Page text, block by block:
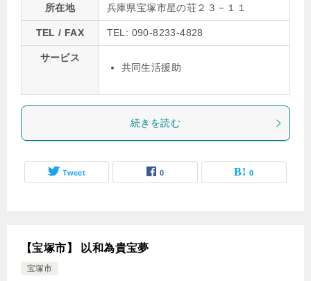
所在地 兵庫県宝塚市星の荘２３－１１
TEL / FAX TEL: 090-8233-4828
サービス
共同生活援助
続きを読む
Tweet 0 0
【宝塚市】 以和為貴宝夢
宝塚市